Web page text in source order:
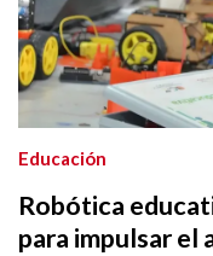
Robótica
para impulsar el
Educación